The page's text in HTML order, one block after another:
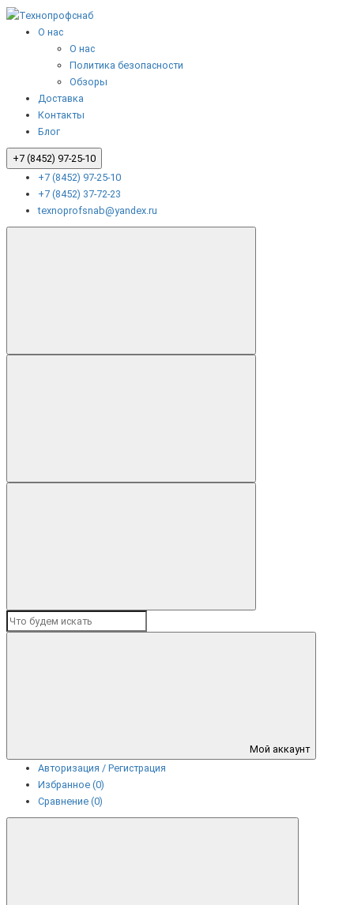
О нас
О нас
Политика безопасности
Обзоры
Доставка
Контакты
Блог
+7 (8452) 97-25-10
+7 (8452) 97-25-10
+7 (8452) 37-72-23
texnoprofsnab@yandex.ru
Мой аккаунт
Авторизация / Регистрация
Избранное (0)
Сравнение (0)